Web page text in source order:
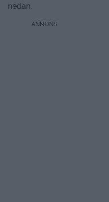
nedan.